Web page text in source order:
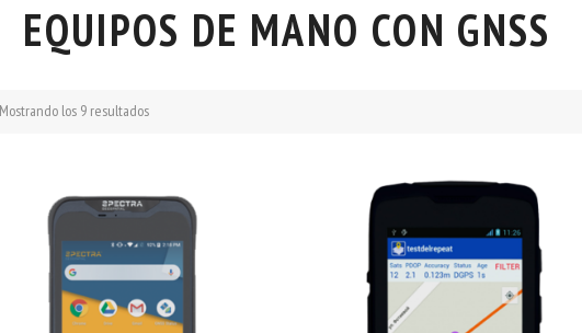
EQUIPOS DE MANO CON GNSS
Mostrando los 9 resultados